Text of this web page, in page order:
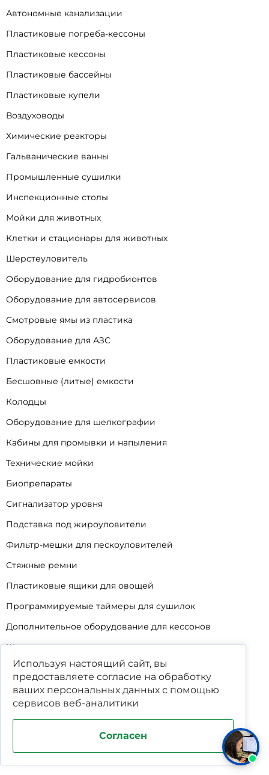
Автономные канализации
Пластиковые погреба-кессоны
Пластиковые кессоны
Пластиковые бассейны
Пластиковые купели
Воздуховоды
Химические реакторы
Гальванические ванны
Промышленные сушилки
Инспекционные столы
Мойки для животных
Клетки и стационары для животных
Шерстеуловитель
Оборудование для гидробионтов
Оборудование для автосервисов
Смотровые ямы из пластика
Оборудование для АЗС
Пластиковые емкости
Бесшовные (литые) емкости
Колодцы
Оборудование для шелкографии
Кабины для промывки и напыления
Технические мойки
Биопрепараты
Сигнализатор уровня
Подставка под жироуловители
Фильтр-мешки для пескоуловителей
Стяжные ремни
Пластиковые ящики для овощей
Программируемые таймеры для сушилок
Дополнительное оборудование для кессонов
Шопперы
Универсальные лотки для крупного мусора
Корзины для КНС
Уцененные товары
Используя настоящий сайт, вы
предоставляете согласие на обработку
ваших персональных данных с помощью
сервисов веб-аналитики
Согласен